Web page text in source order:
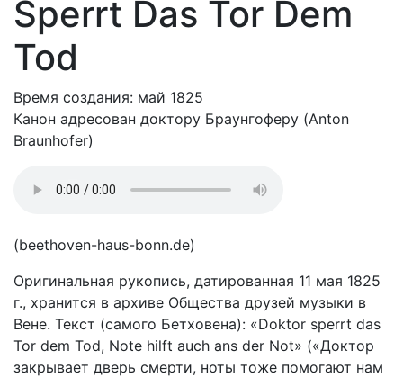
Sperrt Das Tor Dem
Tod
Время создания: май 1825
Канон адресован доктору Браунгоферу (Anton
Braunhofer)
(beethoven-haus-bonn.de)
Оригинальная рукопись, датированная 11 мая 1825
г., хранится в архиве Общества друзей музыки в
Вене. Текст (самого Бетховена): «Doktor sperrt das
Tor dem Tod, Note hilft auch ans der Not» («Доктор
закрывает дверь смерти, ноты тоже помогают нам